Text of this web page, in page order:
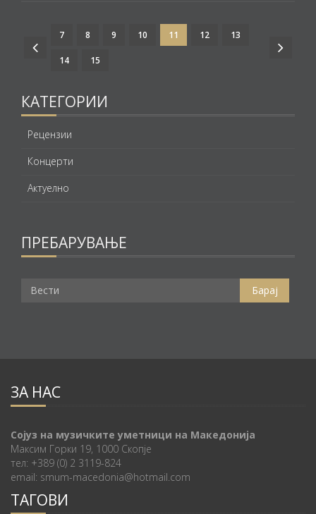
7 8 9 10 11 12 13
14 15
КАТЕГОРИИ
Рецензии
Концерти
Актуелно
ПРЕБАРУВАЊЕ
ЗА НАС
Сојуз на музичките уметници на Македонија
Максим Горки 19, 1000 Скопје
тел: +389 (0) 2 3119-824
email: smum-macedonia@hotmail.com
ТАГОВИ